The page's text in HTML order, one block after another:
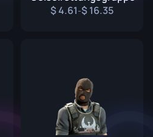
4.61- 16.35